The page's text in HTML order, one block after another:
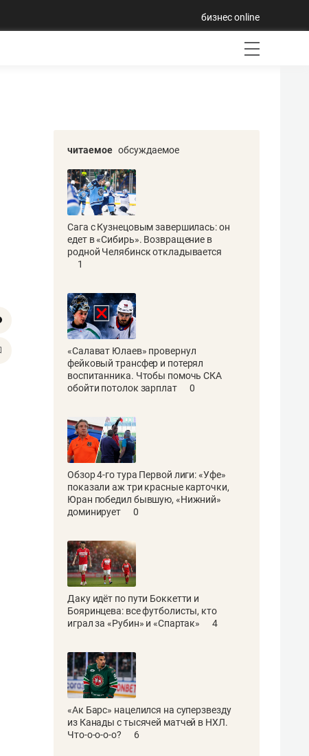
бизнес online
читаемое обсуждаемое
Сага с Кузнецовым завершилась: он
едет в «Сибирь». Возвращение в
родной Челябинск откладывается
1
«Салават Юлаев» провернул
фейковый трансфер и потерял
воспитанника. Чтобы помочь СКА
обойти потолок зарплат
0
Обзор 4-го тура Первой лиги: «Уфе»
показали аж три красные карточки,
Юран победил бывшую, «Нижний»
доминирует
0
Даку идёт по пути Боккетти и
Бояринцева: все футболисты, кто
играл за «Рубин» и «Спартак»
4
«Ак Барс» нацелился на суперзвезду
из Канады с тысячей матчей в НХЛ.
Что-о-о-о-о?
6